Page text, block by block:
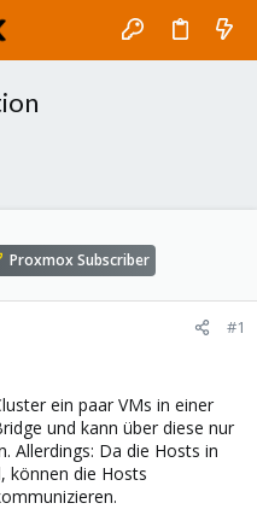
Proxmox Subscriber
#1
ein paar VMs in einer
und kann über diese nur
Allerdings: Da die Hosts in
können die Hosts